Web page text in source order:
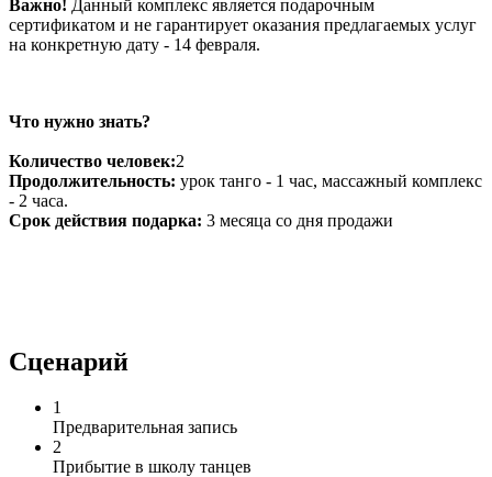
Важно! Данный комплекс является подарочным
сертификатом и не гарантирует оказания предлагаемых услуг
на конкретную дату - 14 февраля.
Что нужно знать?
Количество человек:2
Продолжительность: урок танго - 1 час, массажный комплекс
- 2 часа.
Срок действия подарка: 3 месяца со дня продажи
Сценарий
1
Предварительная запись
2
Прибытие в школу танцев